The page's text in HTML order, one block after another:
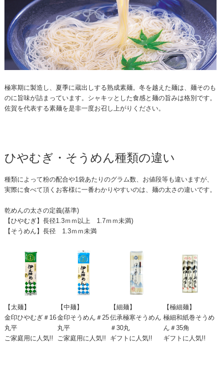
極寒期に製造し、夏季に蔵出しする熟成素麺。冬を越えた麺は、麺そのも
のに旨味が詰まっています。シャキッとした食感と麺の旨みは格別です。
佐賀を代表する素麺を是非一度お召し上がりください。
ひやむぎ・そうめん種類の違い
種類によって粉の配合や1袋あたりのグラム数、お値段等も違いますが、
実際に食べて頂くお客様に一番わかりやすいのは、麺の太さの違いです。
乾めんの太さの定義(基準)
【ひやむぎ】長径1.3ｍｍ以上 1.7ｍｍ未満)
【そうめん】長径 1.3ｍｍ未満
【太麺】
金印ひやむぎ＃16
丸平
ご家庭用に人気!!
【中麺】
金印そうめん＃25
丸平
ご家庭用に人気!!
【細麺】
伝承極寒そうめん
＃30丸
ギフトに人気!!
【極細麺】
極細和紙巻そうめ
ん＃35角
ギフトに人気!!